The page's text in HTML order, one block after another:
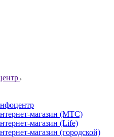
магазин (МТС)
магазин (Life)
магазин (городской)